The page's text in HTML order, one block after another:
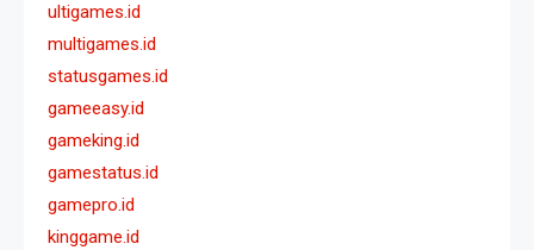
ultigames.id
multigames.id
statusgames.id
gameeasy.id
gameking.id
gamestatus.id
gamepro.id
kinggame.id